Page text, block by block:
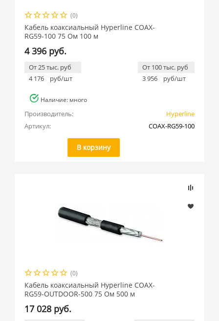
(0)
Кабель коаксиальный Hyperline COAX-
RG59-100 75 Ом 100 м
4 396 руб.
От 25 тыс. руб
4 176
руб/шт
От 100 тыс. руб
3 956
руб/шт
Наличие: много
Производитель:
Hyperline
Артикул:
COAX-RG59-100
В корзину
(0)
Кабель коаксиальный Hyperline COAX-
RG59-OUTDOOR-500 75 Ом 500 м
17 028 руб.